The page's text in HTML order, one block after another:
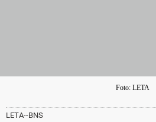
Foto: LETA
LETA--BNS